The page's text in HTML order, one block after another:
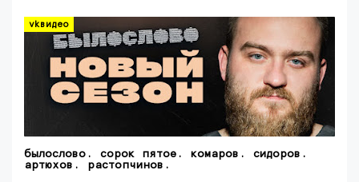
vkвидео
былослово. сорок пятое. комаров. сидоров.
артюхов. растопчинов.